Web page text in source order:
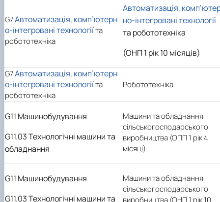
G7Автоматизація, комп’ютерн
о-інтегровані технологіїта
робототехніка
Автоматизація,
но-інтегровані технології
та робототехніка
(ОНП 1 рік 10 місяців)
G7Автоматизація, комп’ютерн
о-інтегровані технологіїта
робототехніка
Робототехніка
G11 Машинобудування
G11.03 Технологічні машини та
обладнання
Машини та обладнання
сільськогосподарського
виробництва (ОПП 1 рік 4
місяці)
G11 Машинобудування
G11.03 Технологічні машини та
Машини та обладнання
сільськогосподарського
виробництва (ОНП 1 рік 10